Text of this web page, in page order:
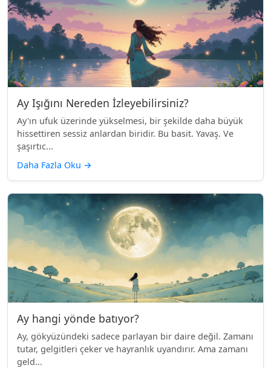
Ay Işığını Nereden İzleyebilirsiniz?
Ay'ın ufuk üzerinde yükselmesi, bir şekilde daha büyük
hissettiren sessiz anlardan biridir. Bu basit. Yavaş. Ve
şaşırtıc...
Daha Fazla Oku →
Ay hangi yönde batıyor?
Ay, gökyüzündeki sadece parlayan bir daire değil. Zamanı
tutar, gelgitleri çeker ve hayranlık uyandırır. Ama zamanı
geld...